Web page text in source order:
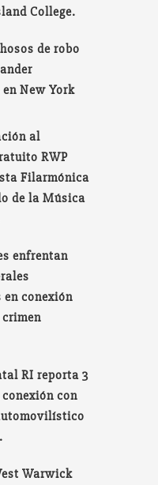
College.
de robo
New York
al
RWP
Filarmónica
de la Música
enfrentan
conexión
RI reporta 3
con
Warwick